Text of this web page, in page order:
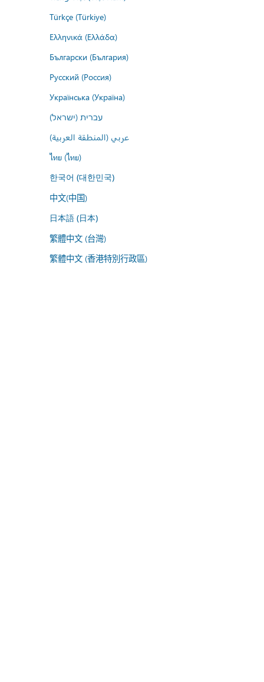
Türkçe (Türkiye)
Ελληνικά (Ελλάδα)
Български (България)
Русский (Россия)
Українська (Україна)
עברית (ישראל)
عربي (المنطقة العربية)
ไทย (ไทย)
한국어 (대한민국)
中文(中国)
日本語 (日本)
繁體中文 (台灣)
繁體中文 (香港特別行政區)